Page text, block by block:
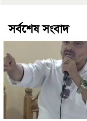
সর্বশেষ সংবাদ